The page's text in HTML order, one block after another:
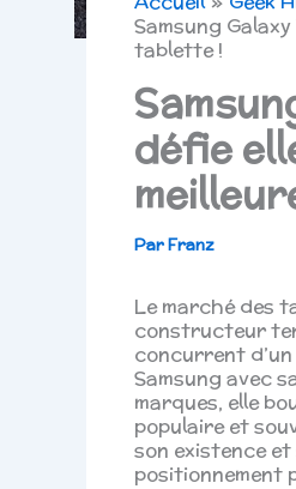
Samsung
tablette !
défie
ParFranz
Le marché des
constructeur
concurrent
Samsung avec
marques, elle
populaire et
son existence et
positionnement